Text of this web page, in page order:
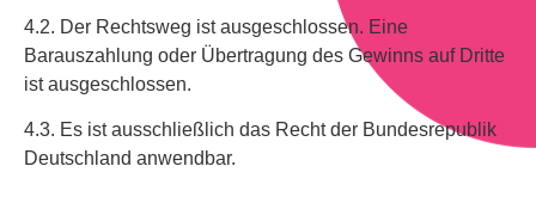
4.2. Der Rechtsweg ist ausgeschlossen. Eine
Barauszahlung oder Übertragung des Gewinns auf Dritte
ist ausgeschlossen.
4.3. Es ist ausschließlich das Recht der Bundesrepublik
Deutschland anwendbar.